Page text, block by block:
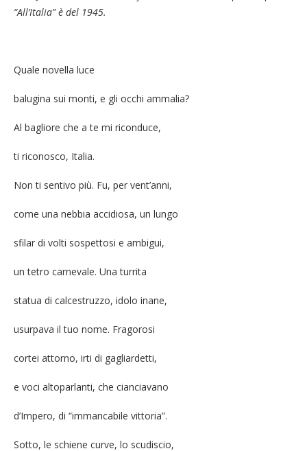
“All’Italia” è del 1945.
Quale novella luce
balugina sui monti, e gli occhi ammalia?
Al bagliore che a te mi riconduce,
ti riconosco, Italia.
Non ti sentivo più. Fu, per vent’anni,
come una nebbia accidiosa, un lungo
sfilar di volti sospettosi e ambigui,
un tetro carnevale. Una turrita
statua di calcestruzzo, idolo inane,
usurpava il tuo nome. Fragorosi
cortei attorno, irti di gagliardetti,
e voci altoparlanti, che cianciavano
d’Impero, di “immancabile vittoria”.
Sotto, le schiene curve, lo scudiscio,